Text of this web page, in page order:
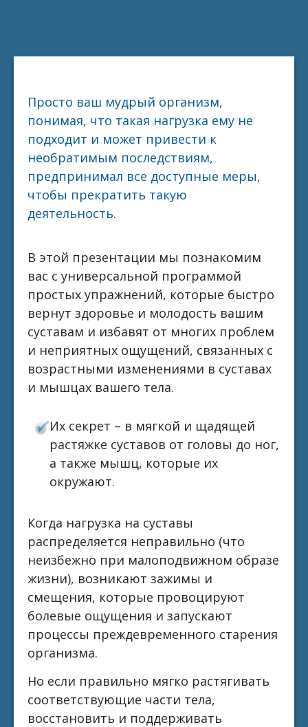
Просто ваш мудрый организм,
понимая, что такая нагрузка ему не
подходит и может привести к
необратимым последствиям,
предпринимал все доступные меры,
чтобы прекратить такую
деятельность.
В этой презентации мы познакомим
вас с универсальной программой
простых упражнений, которые быстро
вернут здоровье и молодость вашим
суставам и избавят от многих проблем
и неприятных ощущений, связанных с
возрастными изменениями в суставах
и мышцах вашего тела.
Их секрет – в мягкой и щадящей
растяжке суставов от головы до ног,
а также мышц, которые их
окружают.
Когда нагрузка на суставы
распределяется неправильно (что
неизбежно при малоподвижном образе
жизни), возникают зажимы и
смещения, которые провоцируют
болевые ощущения и запускают
процессы преждевременного старения
организма.
Но если правильно мягко растягивать
соответствующие части тела,
восстановить и поддерживать